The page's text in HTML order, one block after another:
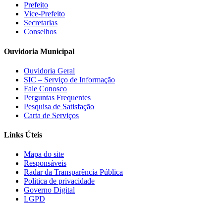
Prefeito
Vice-Prefeito
Secretarias
Conselhos
Ouvidoria Municipal
Ouvidoria Geral
SIC – Serviço de Informação
Fale Conosco
Perguntas Frequentes
Pesquisa de Satisfação
Carta de Serviços
Links Úteis
Mapa do site
Responsáveis
Radar da Transparência Pública
Politica de privacidade
Governo Digital
LGPD